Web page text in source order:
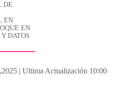
DE
EN
EN
DATOS
| Ultima Actualización 10:00